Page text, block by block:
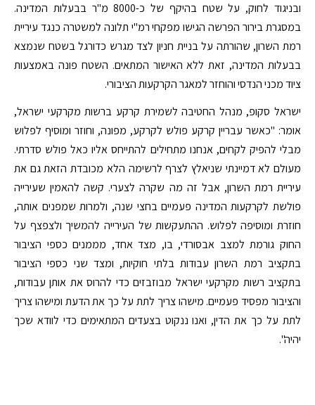
ובניגוד לחוק, על שטח בהיקף של כ-8000 מ"ר בבעלות המדינה.
במסגרת בירור הפרשה הגישו מפקחי רמ"י תלונה למשטרה כנגד עיריית
רמת השרון, שהורתה על בניית חניון לצד מגרש כדורגל בשטח שנמצא
בבעלות המדינה, זאת ללא האישור המתאים. השטח פונה באמצעות
ציוד מכני הנדסי והוחזר למאגר הקרקעות הציבורי.
ישראל סקופ, מנהל החטיבה לשמירת קרקע ברשות מקרקעי ישראל,
אומר: "כאשר עבריין קרקע פולש לקרקע, מפונה, וחוזר ומוסיף לפלוש
מבלי להפיק לקחים, אנחנו מתחילים להתייחס אליו כאל פולש סדרתי.
מעולם לא דמיינתי שניאלץ לצרף לרשימה הלא מכובדת הזאת גם את
עיריית רמת השרון, אבל זה מה שקרה לצערי. קשה להאמין שעירייה
פולשת לקרקעות המדינה פעמיים בחצי שנה, ולמרות שמפנים אותה,
חוזרת ומוסיפה לפלוש. ההתעקשות של העירייה להמשיך ולצפצף על
החוק גורמת למצב אבסורדי, בו, מצד אחד, מממנים כספי הציבור
בתקציב רמת השרון עבודות בלתי חוקיות, ומצד שני כספי הציבור
בתקציב רשות מקרקעי ישראל מבוזבזים כדי להרוס את אותן עבודות,
והציבור מפסיד פעמיים. מישהו צריך לתת על כך את הדעת ומישהו צריך
לתת על כך את הדין, ואנו ננקוט בצעדים המתאימים כדי לוודא שכך
יהיה".